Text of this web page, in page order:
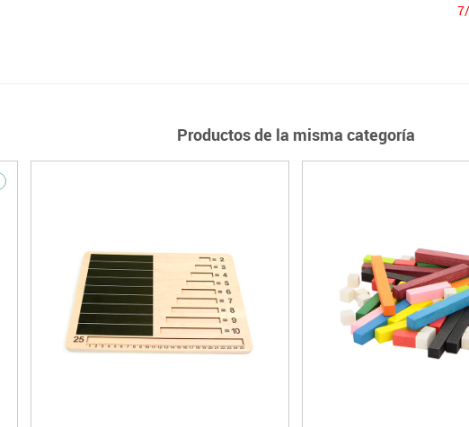
Productos de la misma categoría